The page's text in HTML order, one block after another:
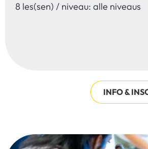
8 les(sen) / niveau: alle niveaus
INFO &